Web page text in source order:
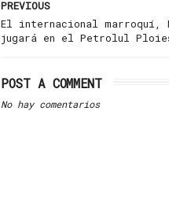
PREVIOUS
El internacional marroquí,
jugará en el Petrolul
POST A COMMENT
No hay comentarios